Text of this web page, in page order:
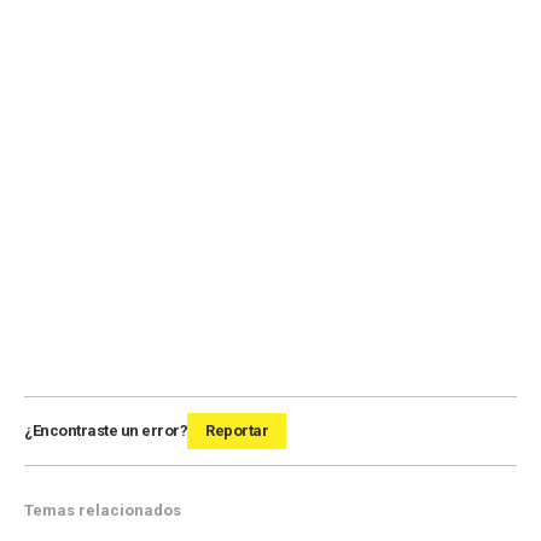
¿Encontraste un error? Reportar
Temas relacionados